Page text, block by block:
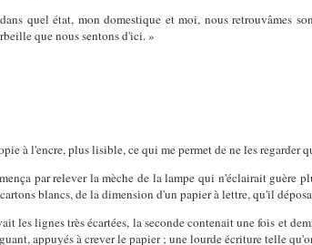
quel état, mon domestique et moi, nous retrouvâmes
que nous sentons d'ici. »
à l'encre, plus lisible, ce qui me permet de ne les regarder
par relever la mèche de la lampe qui n'éclairait guère
blancs, de la dimension d'un papier à lettre, qu'il
les lignes très écartées, la seconde contenait une fois et
appuyés à crever le papier ; une lourde écriture telle